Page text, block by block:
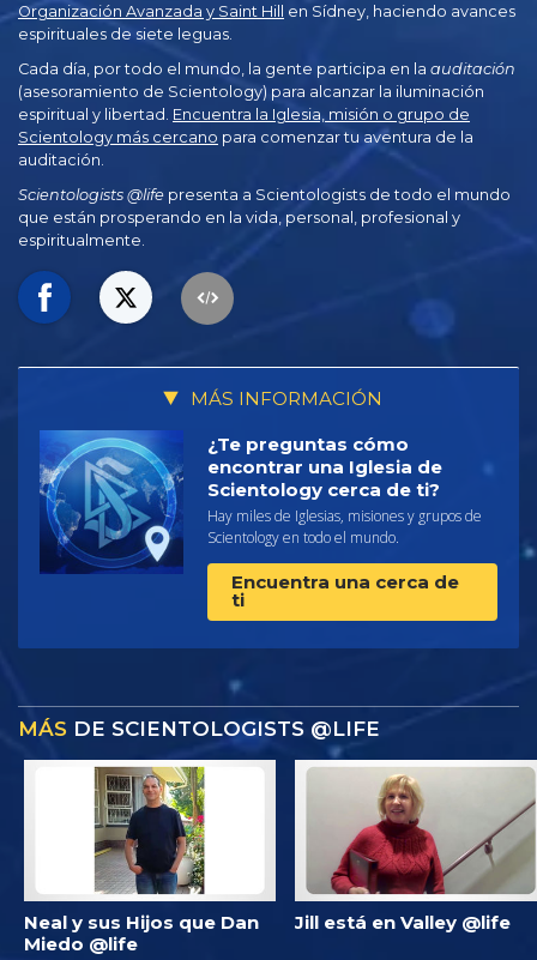
Organización Avanzada y Saint Hill
en Sídney, haciendo avances
espirituales de siete leguas.
Cada día, por todo el mundo, la gente participa en la auditación
(asesoramiento de Scientology) para alcanzar la iluminación
espiritual y libertad. Encuentra la Iglesia, misión o grupo de
Scientology más cercano para comenzar tu aventura de la
auditación.
Scientologists @life presenta a Scientologists de todo el mundo
que están prosperando en la vida, personal, profesional y
espiritualmente.
MÁS INFORMACIÓN
¿Te preguntas cómo
encontrar una Iglesia de
Scientology cerca de ti?
Hay miles de Iglesias, misiones y grupos de
Scientology en todo el mundo.
Encuentra una cerca de
ti
MÁS DE SCIENTOLOGISTS @LIFE
Neal y sus Hijos que Dan
Miedo @life
Jill está en Valley @life